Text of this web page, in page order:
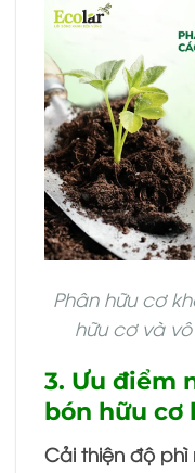
Phân hữu cơ
hữu cơ và
3. Ưu điểm
bón hữu cơ
Cải thiện độ